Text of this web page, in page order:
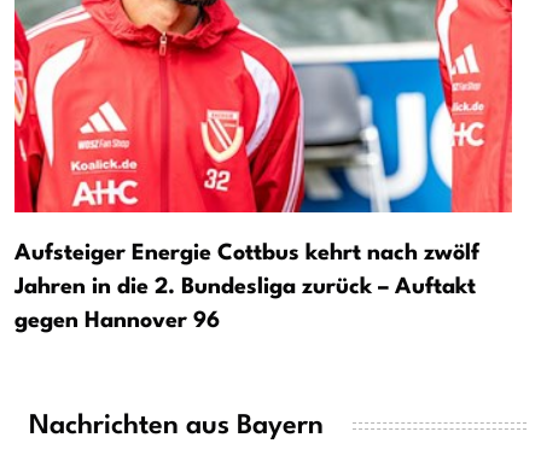
Aufsteiger Energie Cottbus kehrt nach zwölf
Jahren in die 2. Bundesliga zurück – Auftakt
gegen Hannover 96
Nachrichten aus Bayern